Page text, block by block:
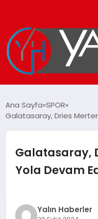
DÜNYA
EKONOMİ
Ana Sayfa SPOR
Galatasaray, Dries
Galatasaray,
Yola Devam
Yalın Haberler